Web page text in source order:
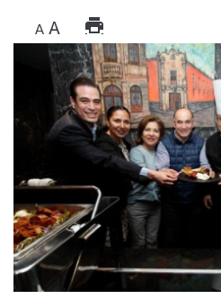
A A